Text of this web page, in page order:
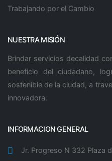
Trabajando por el Cambio
NUESTRA MISIÓN
Brindar servicios decalidad
beneficio del ciudadano,
sostenible de la ciudad, a
innovadora.
INFORMACION GENERAL
Jr. Progreso N 332 Plaza